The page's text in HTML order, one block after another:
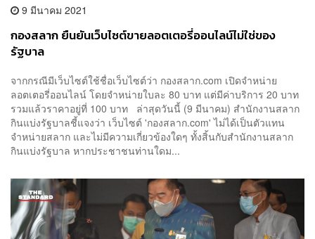
9 มีนาคม 2021
กองสลาก ยืนยันเว็บไซต์ขายลอตเตอรี่ออนไลน์ไม่ใช่ของ
รัฐบาล
จากกรณีมีเว็บไซต์ใช้ชื่อเว็บไซต์ว่า กองสลาก.com เปิดจำหน่าย
ลอตเตอรี่ออนไลน์ โดยจำหน่ายใบละ 80 บาท แต่มีค่าบริการ 20 บาท
รวมแล้วราคาอยู่ที่ 100 บาท ล่าสุดวันนี้ (9 มีนาคม) สำนักงานสลาก
กินแบ่งรัฐบาลชี้แจงว่า เว็บไซต์ 'กองสลาก.com' ไม่ได้เป็นตัวแทน
จำหน่ายสลาก และไม่มีความเกี่ยวข้องใดๆ ทั้งสิ้นกับสำนักงานสลาก
กินแบ่งรัฐบาล หากประชาชนท่านใดม...